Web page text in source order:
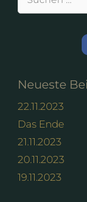
Neueste
22.11.2023
Das Ende
21.11.2023
20.11.2023
19.11.2023